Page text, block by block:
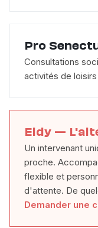
Pro
Consultations
activités de
Eldy —
Un intervenant
proche.
flexible et
d'attente. De
Demander une